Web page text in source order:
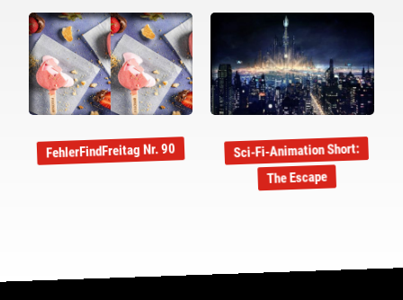
FehlerFindFreitag Nr. 90 Sci-Fi-Animation Short:
The Escape